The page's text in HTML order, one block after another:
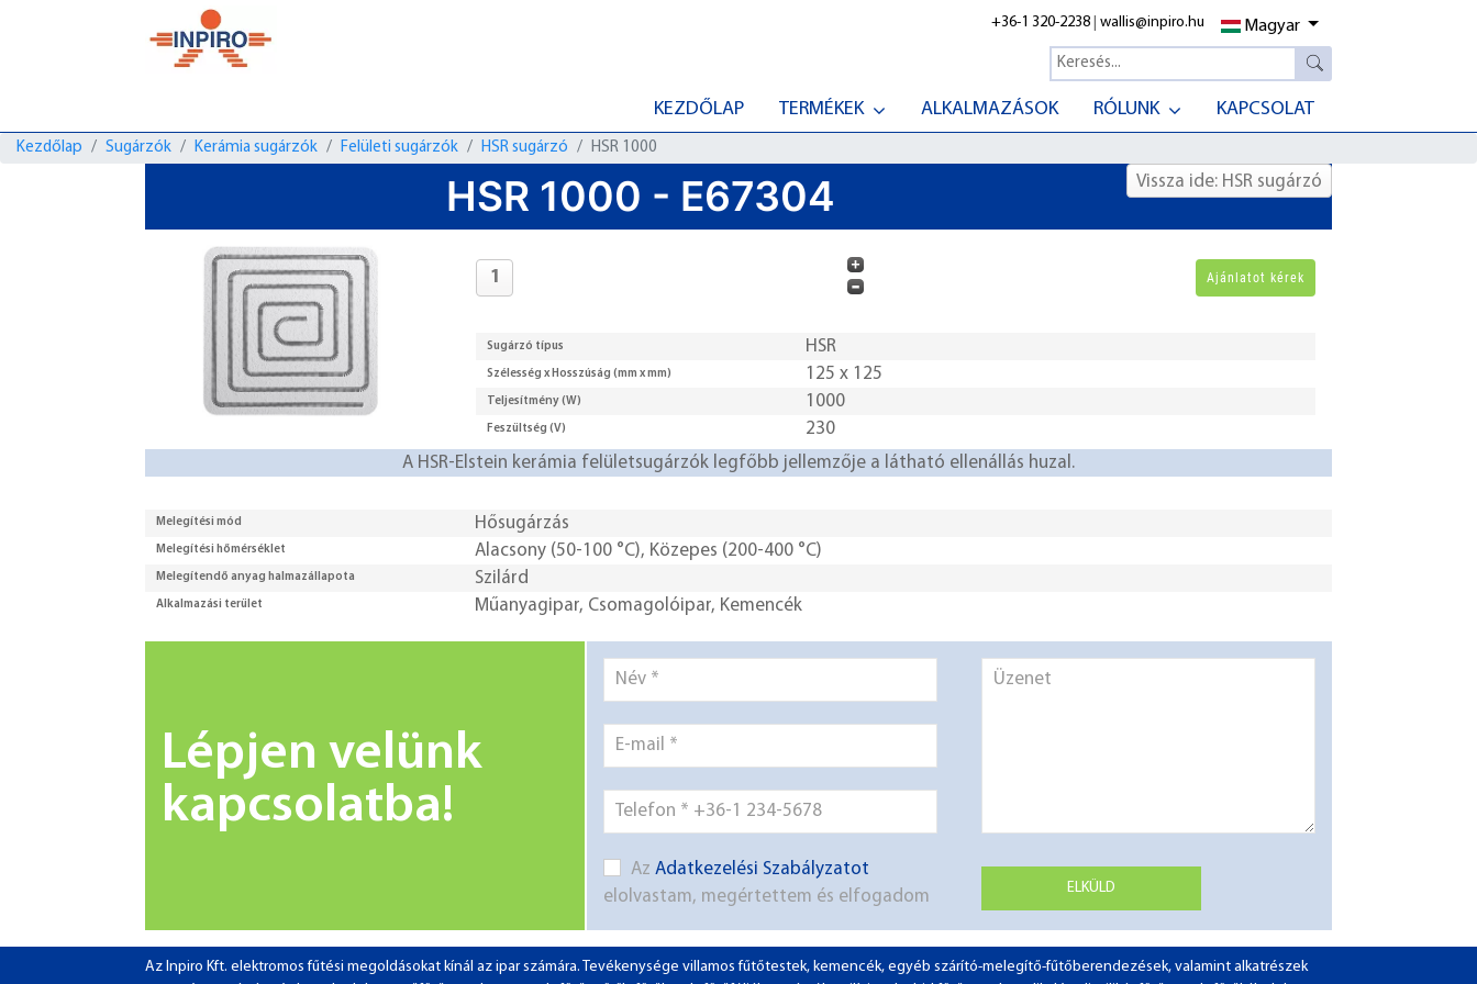
+36-1 320-2238 |wallis@inpiro.hu Magyar
KEZDŐLAP TERMÉKEK ALKALMAZÁSOK RÓLUNK KAPCSOLAT
Kezdőlap Sugárzók Kerámia sugárzók Felületi sugárzók HSR sugárzó HSR 1000
Vissza ide: HSR sugárzó
HSR 1000 - E67304
Sugárzó típus HSR
Szélesség x Hosszúság (mm x mm) 125 x 125
Teljesítmény (W) 1000
Feszültség (V)
230
A HSR-Elstein kerámia felületsugárzók legfőbb jellemzője a látható ellenállás huzal.
Melegítési mód Hősugárzás
Melegítési hőmérséklet Alacsony (50-100 °C), Közepes (200-400 °C)
Melegítendő anyag halmazállapota Szilárd
Alkalmazási terület Műanyagipar, Csomagolóipar, Kemencék
Lépjen velünk
kapcsolatba!
Az Adatkezelési Szabályzatot
elolvastam, megértettem és elfogadom
ELKÜLD
Az Inpiro Kft. elektromos fűtési megoldásokat kínál az ipar számára. Tevékenysége villamos fűtőtestek, kemencék, egyéb szárító-melegítő-fűtőberendezések, valamint alkatrészek